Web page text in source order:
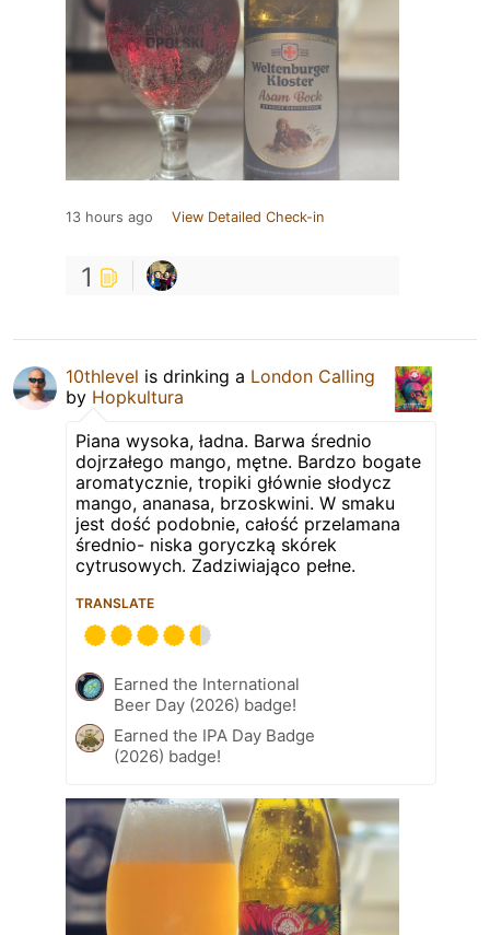
13 hours ago View Detailed Check-in
1
10thlevel is drinking a London Calling
by Hopkultura
Piana wysoka, ładna. Barwa średnio
dojrzałego mango, mętne. Bardzo bogate
aromatycznie, tropiki głównie słodycz
mango, ananasa, brzoskwini. W smaku
jest dość podobnie, całość przelamana
średnio- niska goryczką skórek
cytrusowych. Zadziwiająco pełne.
TRANSLATE
Earned the International
Beer Day (2026) badge!
Earned the IPA Day Badge
(2026) badge!